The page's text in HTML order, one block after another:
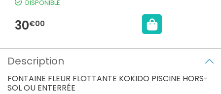
DISPONIBLE
30€00
Description
FONTAINE FLEUR FLOTTANTE KOKIDO PISCINE HORS-
SOL OU ENTERRÉE